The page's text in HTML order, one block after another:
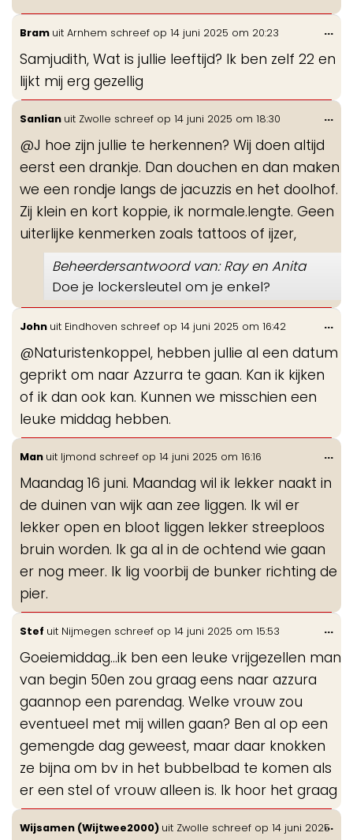
Bram uit Arnhem schreef op 14 juni 2025 om 20:23
Samjudith, Wat is jullie leeftijd? Ik ben zelf 22 en
lijkt mij erg gezellig
...
Sanlian uit Zwolle schreef op 14 juni 2025 om 18:30
@J hoe zijn jullie te herkennen? Wij doen altijd
eerst een drankje. Dan douchen en dan maken
we een rondje langs de jacuzzis en het doolhof.
Zij klein en kort koppie, ik normale.lengte. Geen
uiterlijke kenmerken zoals tattoos of ijzer,
Beheerdersantwoord van: Ray en Anita
Doe je lockersleutel om je enkel?
...
John uit Eindhoven schreef op 14 juni 2025 om 16:42
@Naturistenkoppel, hebben jullie al een datum
geprikt om naar Azzurra te gaan. Kan ik kijken
of ik dan ook kan. Kunnen we misschien een
leuke middag hebben.
...
Man uit Ijmond schreef op 14 juni 2025 om 16:16
Maandag 16 juni. Maandag wil ik lekker naakt in
de duinen van wijk aan zee liggen. Ik wil er
lekker open en bloot liggen lekker streeploos
bruin worden. Ik ga al in de ochtend wie gaan
er nog meer. Ik lig voorbij de bunker richting de
pier.
...
Stef uit Nijmegen schreef op 14 juni 2025 om 15:53
Goeiemiddag...ik ben een leuke vrijgezellen man
van begin 50en zou graag eens naar azzura
gaannop een parendag. Welke vrouw zou
eventueel met mij willen gaan? Ben al op een
gemengde dag geweest, maar daar knokken
ze bijna om bv in het bubbelbad te komen als
er een stel of vrouw alleen is. Ik hoor het graag
...
Wijsamen (Wijtwee2000) uit Zwolle schreef op 14 juni 2025...